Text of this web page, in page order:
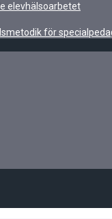
elevhälsoarbetet
för